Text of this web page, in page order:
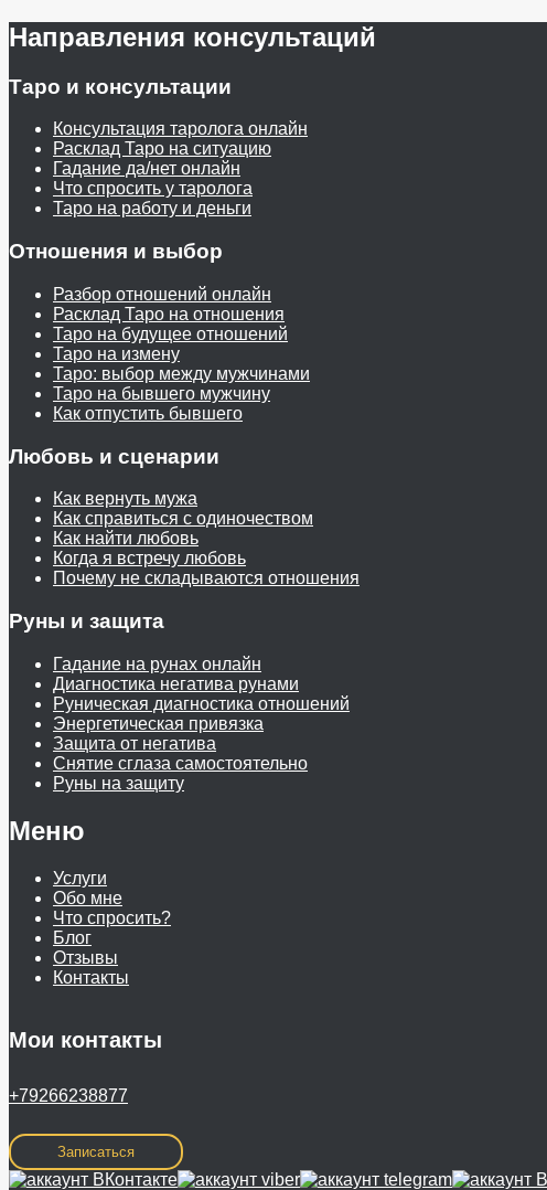
Направления консультаций
Таро и консультации
Консультация таролога онлайн
Расклад Таро на ситуацию
Гадание да/нет онлайн
Что спросить у таролога
Таро на работу и деньги
Отношения и выбор
Разбор отношений онлайн
Расклад Таро на отношения
Таро на будущее отношений
Таро на измену
Таро: выбор между мужчинами
Таро на бывшего мужчину
Как отпустить бывшего
Любовь и сценарии
Как вернуть мужа
Как справиться с одиночеством
Как найти любовь
Когда я встречу любовь
Почему не складываются отношения
Руны и защита
Гадание на рунах онлайн
Диагностика негатива рунами
Руническая диагностика отношений
Энергетическая привязка
Защита от негатива
Снятие сглаза самостоятельно
Руны на защиту
Меню
Услуги
Обо мне
Что спросить?
Блог
Отзывы
Контакты
Мои контакты
+79266238877
Записаться